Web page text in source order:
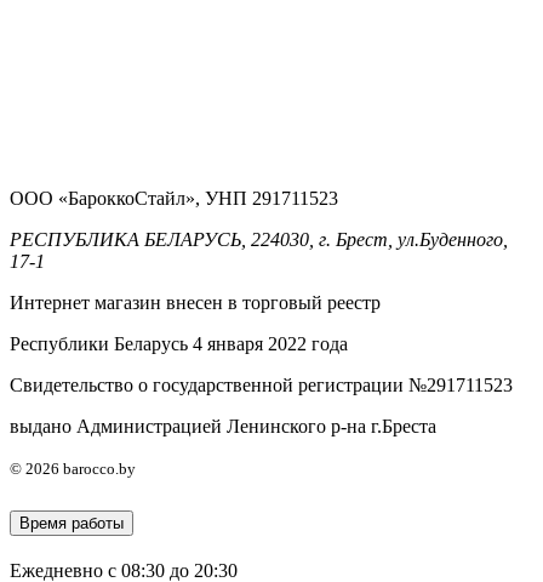
ООО «БароккоСтайл», УНП 291711523
РЕСПУБЛИКА БЕЛАРУСЬ, 224030, г. Брест, ул.Буденного,
17-1
Интернет магазин внесен в торговый реестр
Республики Беларусь 4 января 2022 года
Свидетельство о государственной регистрации №291711523
выдано Администрацией Ленинского р-на г.Бреста
© 2026 barocco.by
Время работы
Ежедневно с 08:30 до 20:30